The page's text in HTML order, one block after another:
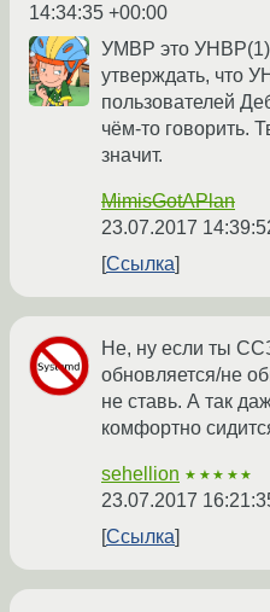
14:34:35 +00:00
УМВР это
утверждать, что
пользователей
чём-то говорить.
значит.
MimisGotAPlan
23.07.2017
Ссылка
Не, ну если ты
обновляется/не
не ставь. А так
комфортно
sehellion ★★★★★
23.07.2017
Ссылка